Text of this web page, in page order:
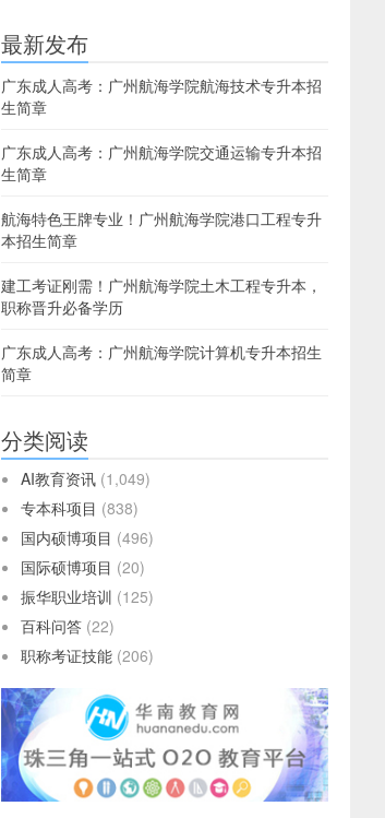
最新发布
广东成人高考：广州航海学院航海技术专升本招
生简章
广东成人高考：广州航海学院交通运输专升本招
生简章
航海特色王牌专业！广州航海学院港口工程专升
本招生简章
建工考证刚需！广州航海学院土木工程专升本，
职称晋升必备学历
广东成人高考：广州航海学院计算机专升本招生
简章
分类阅读
AI教育资讯 (1,049)
专本科项目 (838)
国内硕博项目 (496)
国际硕博项目 (20)
振华职业培训 (125)
百科问答 (22)
职称考证技能 (206)